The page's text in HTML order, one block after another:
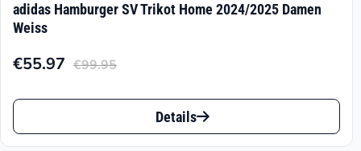
adidas Hamburger SV Trikot Home 2024/2025 Damen
Weiss
€99.95
Ursprünglicher
Preis
€99.95
€55.97
Aktueller
Preis
€55.97.
Dieses
Produkt
Details